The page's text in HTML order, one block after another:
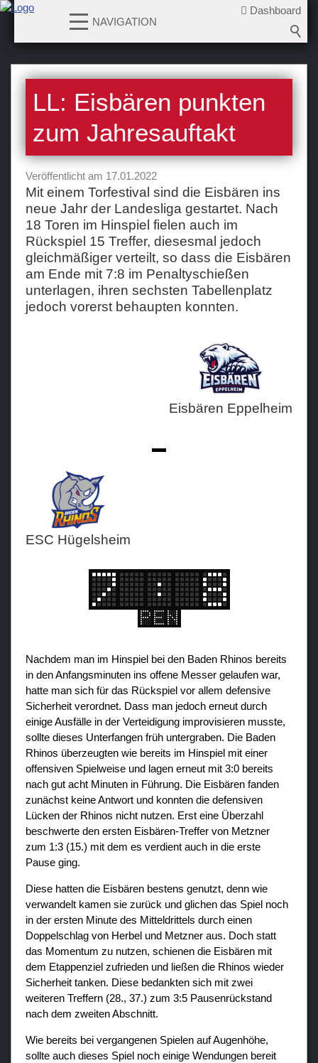
Dashboard
NAVIGATION
News
2026-2027
2024-2025
2022-2023
2021-2022
2020-2021
2019-2020
2018-2019
2017-2018
LL: Eisbären punkten
zum Jahresauftakt
Veröffentlicht am 17.01.2022
Mit einem Torfestival sind die Eisbären ins
neue Jahr der Landesliga gestartet. Nach
18 Toren im Hinspiel fielen auch im
Rückspiel 15 Treffer, diesesmal jedoch
gleichmäßiger verteilt, so dass die Eisbären
am Ende mit 7:8 im Penaltyschießen
unterlagen, ihren sechsten Tabellenplatz
jedoch vorerst behaupten konnten.
Eisbären Eppelheim
ESC Hügelsheim
Nachdem man im Hinspiel bei den Baden Rhinos bereits
in den Anfangsminuten ins offene Messer gelaufen war,
hatte man sich für das Rückspiel vor allem defensive
Sicherheit verordnet. Dass man jedoch erneut durch
einige Ausfälle in der Verteidigung improvisieren musste,
sollte dieses Unterfangen früh untergraben. Die Baden
Rhinos überzeugten wie bereits im Hinspiel mit einer
offensiven Spielweise und lagen erneut mit 3:0 bereits
nach gut acht Minuten in Führung. Die Eisbären fanden
zunächst keine Antwort und konnten die defensiven
Lücken der Rhinos nicht nutzen. Erst eine Überzahl
beschwerte den ersten Eisbären-Treffer von Metzner
zum 1:3 (15.) mit dem es verdient auch in die erste
Pause ging.
Diese hatten die Eisbären bestens genutzt, denn wie
verwandelt kamen sie zurück und glichen das Spiel noch
in der ersten Minute des Mitteldrittels durch einen
Doppelschlag von Herbel und Metzner aus. Doch statt
das Momentum zu nutzen, schienen die Eisbären mit
dem Etappenziel zufrieden und ließen die Rhinos wieder
Sicherheit tanken. Diese bedankten sich mit zwei
weiteren Treffern (28., 37.) zum 3:5 Pausenrückstand
nach dem zweiten Abschnitt.
Wie bereits bei vergangenen Spielen auf Augenhöhe,
sollte auch dieses Spiel noch einige Wendungen bereit